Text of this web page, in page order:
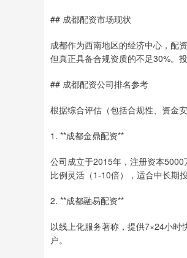
## 成都配资市场现状
成都作为西南地区的经济中心，配
但真正具备合规资质的不足30%。
## 成都配资公司排名参考
根据综合评估（包括合规性、资金
1. **成都金鼎配资**
公司成立于2015年，注册资本
比例灵活（1-10倍），适合中长期投
2. **成都融易配资**
以线上化服务著称，提供7×24小时
户。